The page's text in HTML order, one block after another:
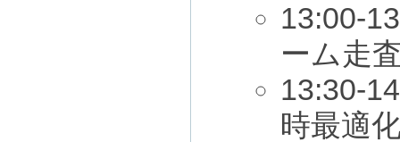
13:00-
ーム走
13:30-
時最適